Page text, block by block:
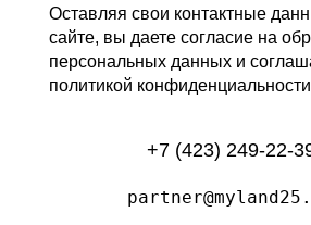
Оставляя свои контактные
сайте, вы даете согласие на
персональных данных и
политикой
+7 (423) 249-22-